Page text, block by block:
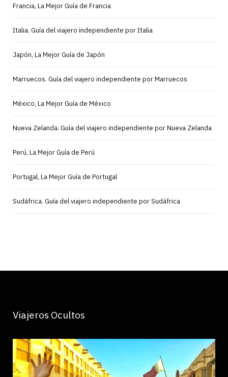
Francia, La Mejor Guía de Francia
Italia. Guía del viajero independiente por Italia
Japón, La Mejor Guía de Japón
Marruecos. Guía del viajero independiente por Marruecos
México, La Mejor Guía de México
Nueva Zelanda. Guía del viajero independiente por Nueva Zelanda
Perú, La Mejor Guía de Perú
Portugal, La Mejor Guía de Portugal
Sudáfrica. Guía del viajero independiente por Sudáfrica
Viajeros Ocultos